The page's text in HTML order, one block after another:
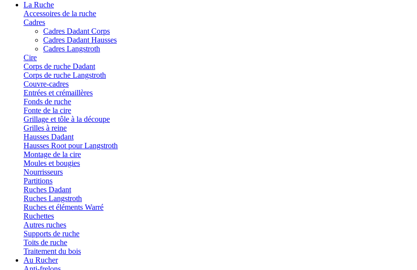
La Ruche
Accessoires de la ruche
Cadres
Cadres Dadant Corps
Cadres Dadant Hausses
Cadres Langstroth
Cire
Corps de ruche Dadant
Corps de ruche Langstroth
Couvre-cadres
Entrées et crémaillères
Fonds de ruche
Fonte de la cire
Grillage et tôle à la découpe
Grilles à reine
Hausses Dadant
Hausses Root pour Langstroth
Montage de la cire
Moules et bougies
Nourrisseurs
Partitions
Ruches Dadant
Ruches Langstroth
Ruches et éléments Warré
Ruchettes
Autres ruches
Supports de ruche
Toits de ruche
Traitement du bois
Au Rucher